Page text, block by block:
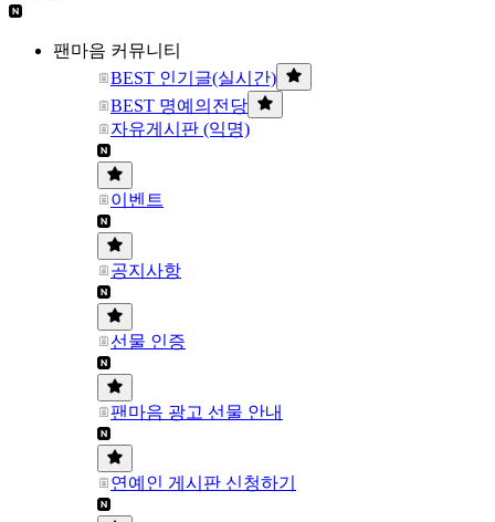
팬마음 커뮤니티
BEST 인기글(실시간)
BEST 명예의전당
자유게시판 (익명)
이벤트
공지사항
선물 인증
팬마음 광고 선물 안내
연예인 게시판 신청하기